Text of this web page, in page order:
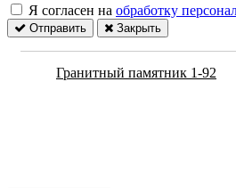
Я согласен на обработку
Отправить Закрыть
Гранитный памятник 1-92